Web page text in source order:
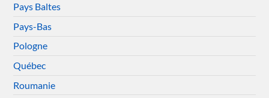
Pays Baltes
Pays-Bas
Pologne
Québec
Roumanie